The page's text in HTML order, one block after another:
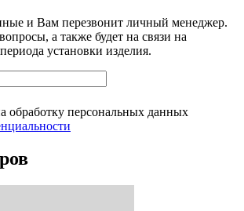
и Вам перезвонит личный менеджер.
а также будет на связи на
установки изделия.
обработку персональных данных